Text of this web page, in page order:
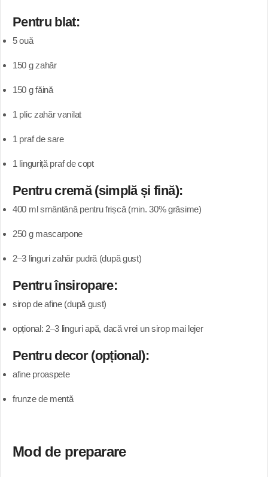
Pentru blat:
5 ouă
150 g zahăr
150 g făină
1 plic zahăr vanilat
1 praf de sare
1 linguriță praf de copt
Pentru cremă (simplă și fină):
400 ml smântână pentru frișcă (min. 30% grăsime)
250 g mascarpone
2–3 linguri zahăr pudră (după gust)
Pentru însiropare:
sirop de afine (după gust)
opțional: 2–3 linguri apă, dacă vrei un sirop mai lejer
Pentru decor (opțional):
afine proaspete
frunze de mentă
Mod de preparare